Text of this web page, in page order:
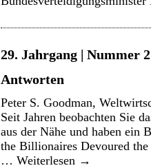
29. Jahrgang | Nummer
Antworten
Peter S. Goodman,
Seit Jahren beobachten Sie
aus der Nähe und haben ein
the Billionaires Devoured
… Weiterlesen →